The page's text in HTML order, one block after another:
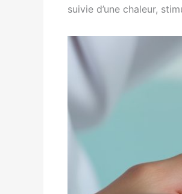
suivie d’une chaleur,